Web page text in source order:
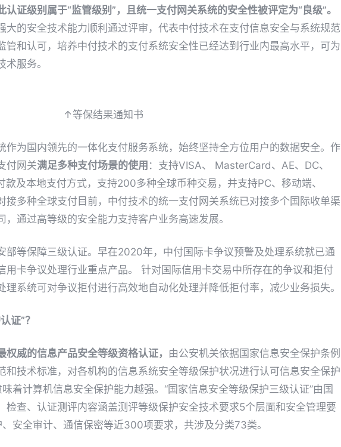
证级别属于“监管级别”，且统一支付网关系统的安全性被评定为“良级”。
大的安全技术能力顺利通过评审，代表中付技术在支付信息安全与系统规范
管和认可，培养中付技术的支付系统安全性已经达到行业内最高水平，可为
服务。
↑等保结果通知书
作为国内领先的一体化支付服务系统，始终坚持全方位用户的数据安全。作
付网关满足多种支付场景的使用 ：支持VISA、 MasterCard、AE、DC、
及本地支付方式，支持200多种全球币种交易，并支持PC、移动端、
接多种全球支付目前，中付技术的统一支付网关系统已对接多个国际收单渠
通过高等级的安全能力支持客户业务高速发展。
部等保障三级认证。早在2020年，中付国际卡争议预警及处理系统就已通
用卡争议处理行业重点产品。 针对国际信用卡交易中所存在的争议和拒付
系统可对争议拒付进行高效地自动化处理并降低拒付率，减少业务损失。
证”？
权威的信息产品安全等级资格认证， 由公安机关依据国家信息安全保护条例
和技术标准，对各机构的信息系统安全等级保护状况进行认可信息安全保护
着计算机信息安全保护能力越强。“国家信息安全等级保护三级认证”由国
检查、认证测评内容涵盖测评等级保护安全技术要求5个层面和安全管理要
、安全审计、通信保密等近300项要求，共涉及分类73类。